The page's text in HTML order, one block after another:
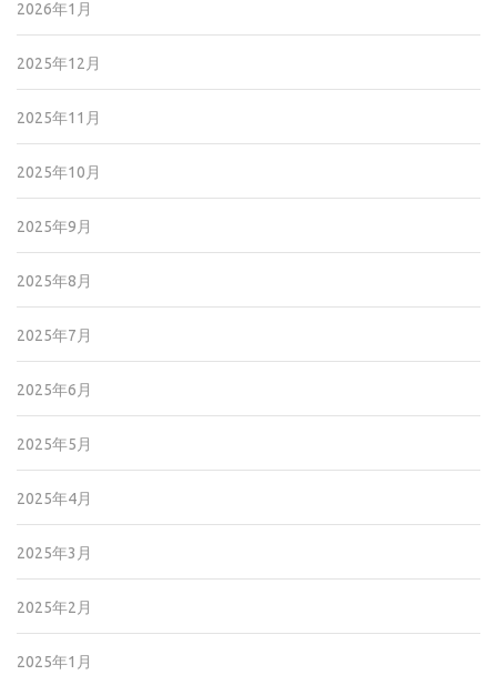
2026年1月
2025年12月
2025年11月
2025年10月
2025年9月
2025年8月
2025年7月
2025年6月
2025年5月
2025年4月
2025年3月
2025年2月
2025年1月